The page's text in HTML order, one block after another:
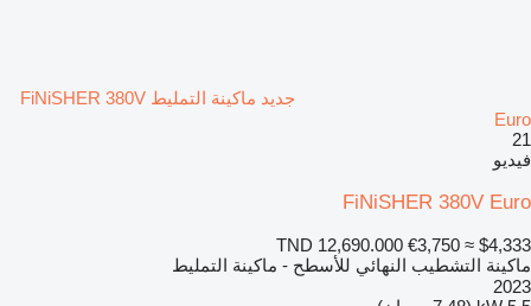
جديد ماكينة التمليط FiNiSHER 380V
Euro
21
فيديو
FiNiSHER 380V Euro
TND 12,690.000 €3,750 ≈ $4,333
ماكينة التشطيب النهائي للأسطح - ماكينة التمليط
2023